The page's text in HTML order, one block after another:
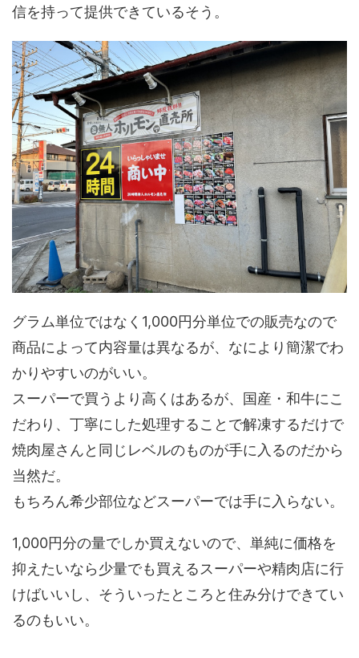
信を持って提供できているそう。
グラム単位ではなく1,000円分単位での販売なので
商品によって内容量は異なるが、なにより簡潔でわ
かりやすいのがいい。
スーパーで買うより高くはあるが、国産・和牛にこ
だわり、丁寧にした処理することで解凍するだけで
焼肉屋さんと同じレベルのものが手に入るのだから
当然だ。
もちろん希少部位などスーパーでは手に入らない。
1,000円分の量でしか買えないので、単純に価格を
抑えたいなら少量でも買えるスーパーや精肉店に行
けばいいし、そういったところと住み分けできてい
るのもいい。